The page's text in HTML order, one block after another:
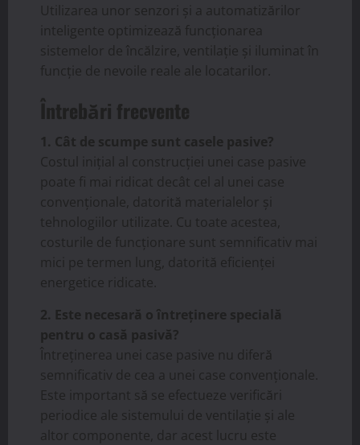
Utilizarea unor senzori și a automatizărilor
inteligente optimizează funcționarea
sistemelor de încălzire, ventilație și iluminat în
funcție de nevoile reale ale locatarilor.
Întrebări frecvente
1. Cât de scumpe sunt casele pasive?
Costul inițial al construcției unei case pasive
poate fi mai ridicat decât cel al unei case
convenționale, datorită materialelor și
tehnologiilor utilizate. Cu toate acestea,
costurile de funcționare sunt semnificativ mai
mici pe termen lung, datorită eficienței
energetice ridicate.
2. Este necesară o întreținere specială
pentru o casă pasivă?
Întreținerea unei case pasive nu diferă
semnificativ de cea a unei case convenționale.
Este important să se efectueze verificări
periodice ale sistemului de ventilație și ale
altor componente, dar acest lucru este